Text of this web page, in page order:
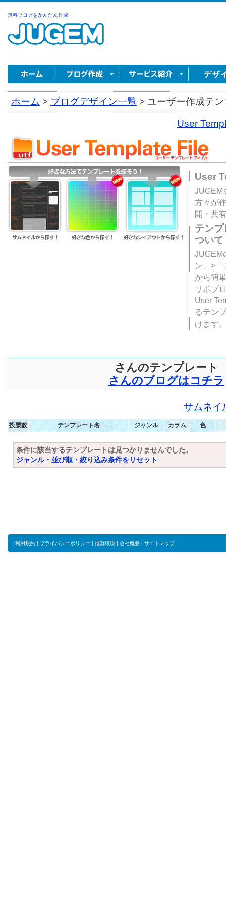
無料ブログをかんたん作成
ホーム > ブログデザイン一覧 > ユーザー作成テ
User
User
JUGEM
方々が
開・共
テン
ついて
JUGEM
ン」>
から簡
リポブ
User
るテン
けます
さんのテンプレート
さんのブログはコチラ
サムネイ
投票数 テンプレート名 ジャンル カラム 色
条件に該当するテンプレートは見つかりませんでした。
ジャンル・並び順・絞り込み条件をリセット
利用規約 | プライバシーポリシー | 推奨環境 | 会社概要 | サイトマップ